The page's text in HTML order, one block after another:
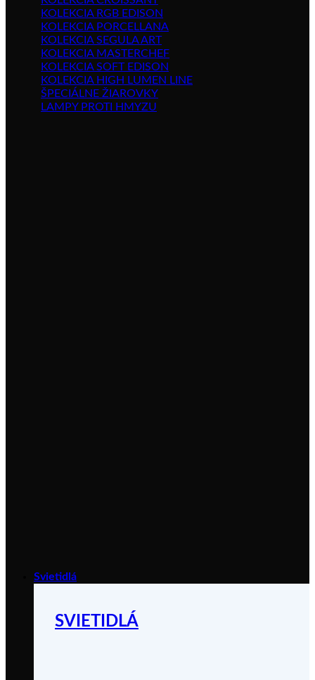
KOLEKCIA RGB EDISON
KOLEKCIA PORCELLANA
KOLEKCIA SEGULA ART
KOLEKCIA MASTERCHEF
KOLEKCIA SOFT EDISON
KOLEKCIA HIGH LUMEN LINE
ŠPECIÁLNE ŽIAROVKY
LAMPY PROTI HMYZU
Svietidlá
SVIETIDLÁ